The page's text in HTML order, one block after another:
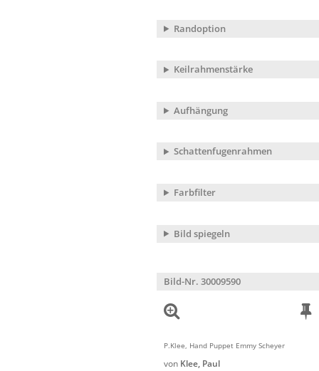
Randoption
Keilrahmenstärke
Aufhängung
Schattenfugenrahmen
Farbfilter
Bild spiegeln
Bild-Nr. 30009590
P.Klee, Hand Puppet Emmy Scheyer
von Klee, Paul